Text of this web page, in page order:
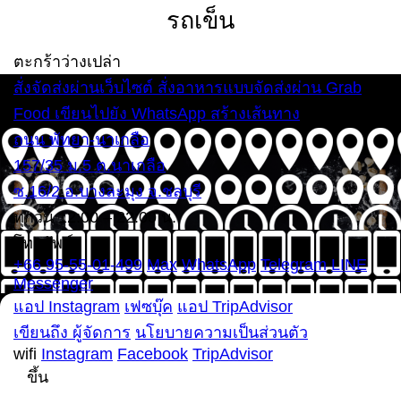
รถเข็น
ตะกร้าว่างเปล่า
สั่งจัดส่งผ่านเว็บไซต์ สั่งอาหารแบบจัดส่งผ่าน Grab
Food เขียนไปยัง WhatsApp สร้างเส้นทาง
ถนน พัทยา-นาเกลือ
157/35 ม.5 ต.นาเกลือ
ซ.16/2 อ.บางละมุง จ.ชลบุรี
ทุกวัน 12:00 – 22:00 น.
โทรศัพท์
+66 95-55-01-499 Max WhatsApp Telegram LINE
Messenger
แอป Instagram เฟซบุ๊ค แอป TripAdvisor
เขียนถึง ผู้จัดการ นโยบายความเป็นส่วนตัว
wifi Instagram Facebook TripAdvisor
ขึ้น